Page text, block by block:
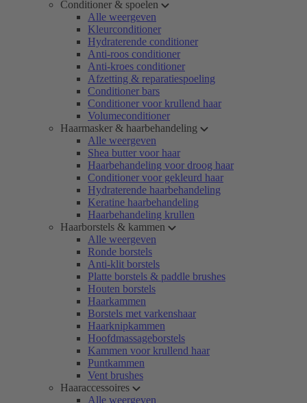
Conditioner & spoelen
Alle weergeven
Kleurconditioner
Hydraterende conditioner
Anti-roos conditioner
Anti-kroes conditioner
Afzetting & reparatiespoeling
Conditioner bars
Conditioner voor krullend haar
Volumeconditioner
Haarmasker & haarbehandeling
Alle weergeven
Shea butter voor haar
Haarbehandeling voor droog haar
Conditioner voor gekleurd haar
Hydraterende haarbehandeling
Keratine haarbehandeling
Haarbehandeling krullen
Haarborstels & kammen
Alle weergeven
Ronde borstels
Anti-klit borstels
Platte borstels & paddle brushes
Houten borstels
Haarkammen
Borstels met varkenshaar
Haarknipkammen
Hoofdmassageborstels
Kammen voor krullend haar
Puntkammen
Vent brushes
Haaraccessoires
Alle weergeven